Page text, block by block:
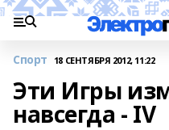
Спорт 18 СЕНТЯБРЯ 2012, 11:22
Эти Игры
навсегда - IV